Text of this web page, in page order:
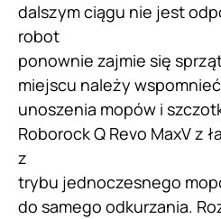
dalszym ciągu nie jest
robot
ponownie zajmie się
miejscu należy
unoszenia mopów i
Roborock Q Revo MaxV z
z
trybu jednoczesnego
do samego odkurzania.